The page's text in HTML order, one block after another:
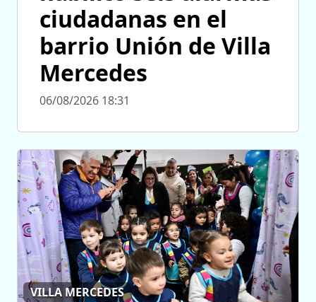
ciudadanas en el
barrio Unión de Villa
Mercedes
06/08/2026 18:31
VILLA MERCEDES